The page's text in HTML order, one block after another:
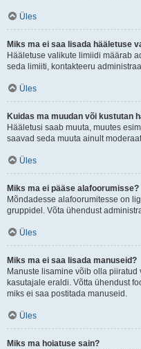
Üles
Miks ma ei saa lisada hääletuse
Hääletuse valikute limiidi määrab
seda limiiti, kontakteeru
Üles
Kuidas ma muudan või kustutan
Hääletusi saab muuta, muutes
saavad seda muuta ainult
Üles
Miks ma ei pääse alafoorumisse?
Mõndadesse alafoorumitesse on
gruppidel. Võta ühendust
Üles
Miks ma ei saa lisada manuseid?
Manuste lisamine võib olla
kasutajale eraldi. Võtta ühendust
miks ei saa postitada manuseid.
Üles
Miks ma hoiatuse sain?